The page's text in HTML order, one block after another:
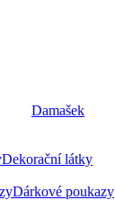
Damašek
Dekorační látky
Dárkové poukazy